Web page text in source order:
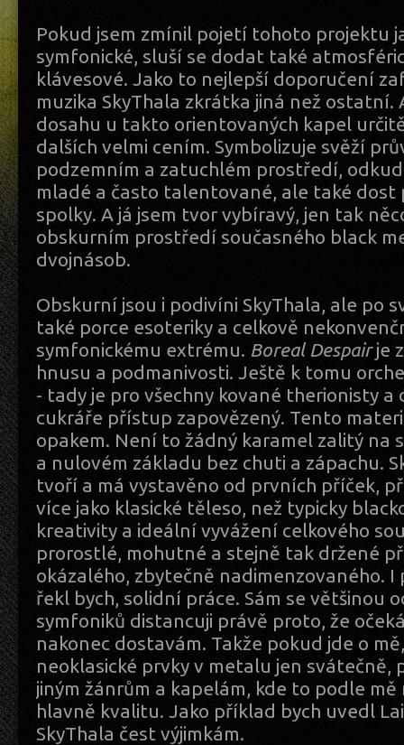
Pokud jsem zmínil pojetí tohoto projektu
symfonické, sluší se dodat také
klávesové. Jako to nejlepší doporučení
muzika SkyThala zkrátka jiná než ostatní.
dosahu u takto orientovaných kapel
dalších velmi cením. Symbolizuje svěží
podzemním a zatuchlém prostředí,
mladé a často talentované, ale také dost
spolky. A já jsem tvor vybíravý, jen tak
obskurním prostředí současného black
dvojnásob.
Obskurní jsou i podivíni SkyThala, ale po
také porce esoteriky a celkově
symfonickému extrému. Boreal Despairje
hnusu a podmanivosti. Ještě k tomu
- tady je pro všechny kované therionisty a
cukráře přístup zapovězený. Tento
opakem. Není to žádný karamel zalitý na
a nulovém základu bez chuti a zápachu.
tvoří a má vystavěno od prvních příček,
více jako klasické těleso, než typicky
kreativity a ideální vyvážení celkového
prorostlé, mohutné a stejně tak držené
okázalého, zbytečně nadimenzovaného. I
řekl bych, solidní práce. Sám se většinou
symfoniků distancuji právě proto, že
nakonec dostavám. Takže pokud jde o
neoklasické prvky v metalu jen svátečně,
jiným žánrům a kapelám, kde to podle mě
hlavně kvalitu. Jako příklad bych uvedl
SkyThala čest výjimkám.